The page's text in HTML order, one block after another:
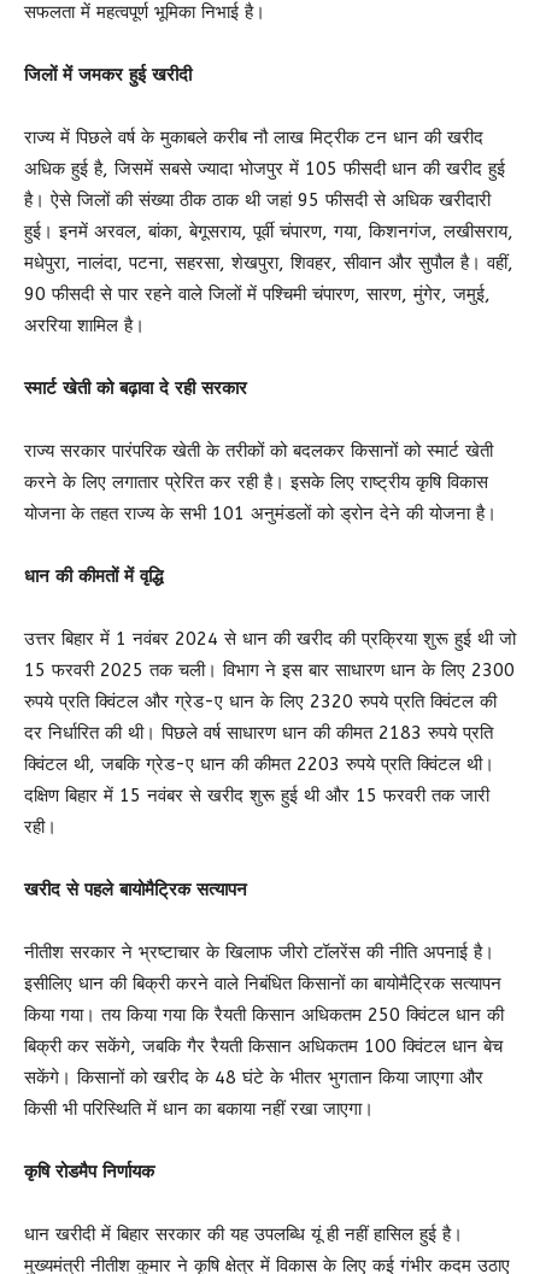
सफलता में महत्वपूर्ण भूमिका निभाई है।
जिलों में जमकर हुई खरीदी
राज्य में पिछले वर्ष के मुकाबले करीब नौ लाख मिट्रीक टन धान की खरीद
अधिक हुई है, जिसमें सबसे ज्यादा भोजपुर में 105 फीसदी धान की खरीद हुई
है। ऐसे जिलों की संख्या ठीक ठाक थी जहां 95 फीसदी से अधिक खरीदारी
हुई। इनमें अरवल, बांका, बेगूसराय, पूर्वी चंपारण, गया, किशनगंज, लखीसराय,
मधेपुरा, नालंदा, पटना, सहरसा, शेखपुरा, शिवहर, सीवान और सुपौल है। वहीं,
90 फीसदी से पार रहने वाले जिलों में पश्चिमी चंपारण, सारण, मुंगेर, जमुई,
अररिया शामिल है।
स्मार्ट खेती को बढ़ावा दे रही सरकार
राज्य सरकार पारंपरिक खेती के तरीकों को बदलकर किसानों को स्मार्ट खेती
करने के लिए लगातार प्रेरित कर रही है। इसके लिए राष्ट्रीय कृषि विकास
योजना के तहत राज्य के सभी 101 अनुमंडलों को ड्रोन देने की योजना है।
धान की कीमतों में वृद्धि
उत्तर बिहार में 1 नवंबर 2024 से धान की खरीद की प्रक्रिया शुरू हुई थी जो
15 फरवरी 2025 तक चली। विभाग ने इस बार साधारण धान के लिए 2300
रुपये प्रति क्विंटल और ग्रेड-ए धान के लिए 2320 रुपये प्रति क्विंटल की
दर निर्धारित की थी। पिछले वर्ष साधारण धान की कीमत 2183 रुपये प्रति
क्विंटल थी, जबकि ग्रेड-ए धान की कीमत 2203 रुपये प्रति क्विंटल थी।
दक्षिण बिहार में 15 नवंबर से खरीद शुरू हुई थी और 15 फरवरी तक जारी
रही।
खरीद से पहले बायोमैट्रिक सत्यापन
नीतीश सरकार ने भ्रष्टाचार के खिलाफ जीरो टॉलरेंस की नीति अपनाई है।
इसीलिए धान की बिक्री करने वाले निबंधित किसानों का बायोमैट्रिक सत्यापन
किया गया। तय किया गया कि रैयती किसान अधिकतम 250 क्विंटल धान की
बिक्री कर सकेंगे, जबकि गैर रैयती किसान अधिकतम 100 क्विंटल धान बेच
सकेंगे। किसानों को खरीद के 48 घंटे के भीतर भुगतान किया जाएगा और
किसी भी परिस्थिति में धान का बकाया नहीं रखा जाएगा।
कृषि रोडमैप निर्णायक
धान खरीदी में बिहार सरकार की यह उपलब्धि यूं ही नहीं हासिल हुई है।
मुख्यमंत्री नीतीश कुमार ने कृषि क्षेत्र में विकास के लिए कई गंभीर कदम उठाए